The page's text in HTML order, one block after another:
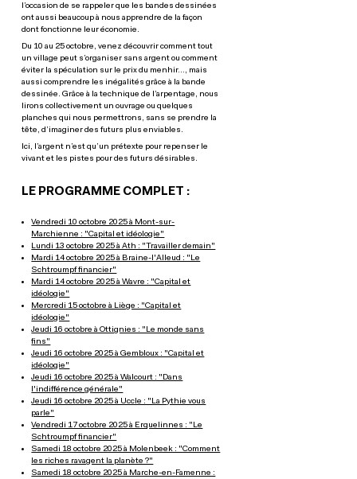
l’occasion de se rappeler que les bandes dessinées
ont aussi beaucoup à nous apprendre de la façon
dont fonctionne leur économie.
Du 10 au 25 octobre, venez découvrir comment tout
un village peut s’organiser sans argent ou comment
éviter la spéculation sur le prix du menhir…, mais
aussi comprendre les inégalités grâce à la bande
dessinée. Grâce à la technique de l’arpentage, nous
lirons collectivement un ouvrage ou quelques
planches qui nous permettrons, sans se prendre la
tête, d’imaginer des futurs plus enviables.
Ici, l’argent n’est qu’un prétexte pour repenser le
vivant et les pistes pour des futurs désirables.
LE PROGRAMME COMPLET :
Vendredi 10 octobre 2025 à Mont-sur-
Marchienne : "Capital et idéologie"
Lundi 13 octobre 2025 à Ath : "Travailler demain"
Mardi 14 octobre 2025 à Braine-l'Alleud : "Le
Schtroumpf financier"
Mardi 14 octobre 2025 à Wavre : "Capital et
idéologie"
Mercredi 15 octobre à Liège : "Capital et
idéologie"
Jeudi 16 octobre à Ottignies : "Le monde sans
fins"
Jeudi 16 octobre 2025 à Gembloux : "Capital et
idéologie"
Jeudi 16 octobre 2025 à Walcourt : "Dans
l'indifférence générale"
Jeudi 16 octobre 2025 à Uccle : "La Pythie vous
parle"
Vendredi 17 octobre 2025 à Erquelinnes : "Le
Schtroumpf financier"
Samedi 18 octobre 2025 à Molenbeek : "Comment
les riches ravagent la planète ?"
Samedi 18 octobre 2025 à Marche-en-Famenne :